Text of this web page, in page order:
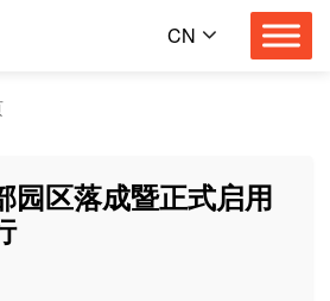
CN
园区落成暨正式启用